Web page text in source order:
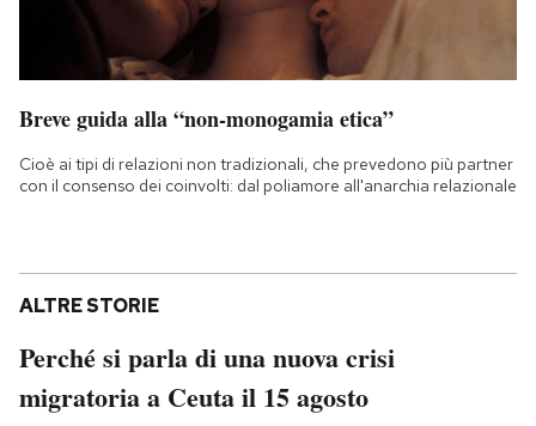
Breve guida alla “non-monogamia etica”
Cioè ai tipi di relazioni non tradizionali, che prevedono più partner
con il consenso dei coinvolti: dal poliamore all'anarchia relazionale
ALTRE STORIE
Perché si parla di una nuova crisi
migratoria a Ceuta il 15 agosto